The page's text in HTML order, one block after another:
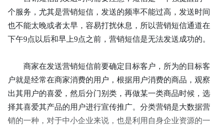
个服务，尤其是营销短信，发送的频率不能过高，发送时间
也不能太晚或者太早，容易打扰休息，所以营销短信通道在
下午9点以后和早上9点之前，营销短信是无法发送成功的。
商家在发送营销短信前要确定目标客户，所为的目标客
户就是经常在商家消费的用户，根据用户消费的商品，观察
出其用户的喜爱，然后分门别类，再做某一类商品时候，选
择其喜爱其产品的用户进行宣传推广。 分类营销是大数据营
销的一种，对于中小企业来说，也是利用自身企业资源的一